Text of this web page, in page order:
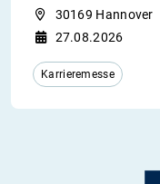
30169 Hannover
27.08.2026
Karrieremesse